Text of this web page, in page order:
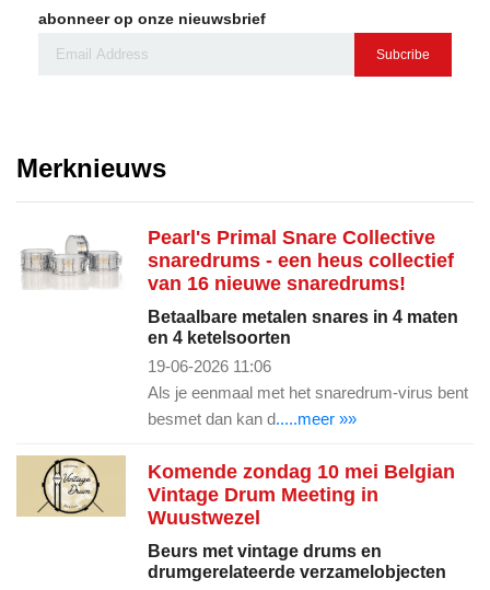
abonneer op onze nieuwsbrief
Subcribe
Merknieuws
Pearl's Primal Snare Collective
snaredrums - een heus collectief
van 16 nieuwe snaredrums!
Betaalbare metalen snares in 4 maten
en 4 ketelsoorten
19-06-2026 11:06
Als je eenmaal met het snaredrum-virus bent
besmet dan kan d.....meer »»
Komende zondag 10 mei Belgian
Vintage Drum Meeting in
Wuustwezel
Beurs met vintage drums en
drumgerelateerde verzamelobjecten